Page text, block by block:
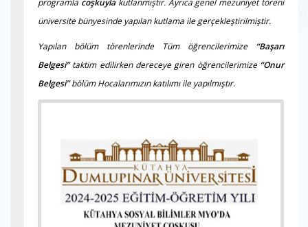
programla coşkuylakutlanmıştır. Ayrıca genel mezuniyet töreni
üniversite bünyesinde yapılan kutlama ile gerçekleştirilmiştir.
Yapılan bölüm törenlerinde Tüm öğrencilerimize “Başarı
Belgesi”taktim edilirken dereceye giren öğrencilerimize “Onur
Belgesi”bölüm Hocalarımızın katılımı ile yapılmıştır.